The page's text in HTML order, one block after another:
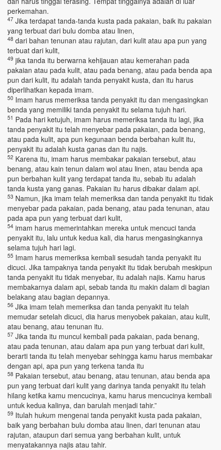
perkemahan.
47 Jika terdapat tanda-tanda kusta pada pakaian, baik itu pakaian
yang terbuat dari bulu domba atau linen,
48 dari bahan tenunan atau rajutan, dari kulit atau apa pun yang
terbuat dari kulit,
49 jika tanda itu berwarna kehijauan atau kemerahan pada
pakaian atau pada kulit, atau pada benang, atau pada benda apa
pun dari kulit, itu adalah tanda penyakit kusta, dan itu harus
diperlihatkan kepada imam.
50 Imam harus memeriksa tanda penyakit itu dan mengasingkan
benda yang memiliki tanda penyakit itu selama tujuh hari.
51 Pada hari ketujuh, imam harus memeriksa tanda itu lagi, jika
tanda penyakit itu telah menyebar pada pakaian, pada benang,
atau pada kulit, apa pun kegunaan benda berbahan kulit itu,
penyakit itu adalah kusta ganas dan itu najis.
52 Karena itu, imam harus membakar pakaian tersebut, atau
benang, atau kain tenun dalam wol atau linen, atau benda apa
pun berbahan kulit yang terdapat tanda itu, sebab itu adalah
tanda kusta yang ganas. Pakaian itu harus dibakar dalam api.
53 Namun, jika imam telah memeriksa dan tanda penyakit itu tidak
menyebar pada pakaian, pada benang, atau pada tenunan, atau
pada apa pun yang terbuat dari kulit,
54 imam harus memerintahkan mereka untuk mencuci tanda
penyakit itu, lalu untuk kedua kali, dia harus mengasingkannya
selama tujuh hari lagi.
55 Imam harus memeriksa kembali sesudah tanda penyakit itu
dicuci. Jika tampaknya tanda penyakit itu tidak berubah meskipun
tanda penyakit itu tidak menyebar, itu adalah najis. Kamu harus
membakarnya dalam api, sebab tanda itu makin dalam di bagian
belakang atau bagian depannya.
56 Jika imam telah memeriksa dan tanda penyakit itu telah
memudar setelah dicuci, dia harus menyobek pakaian, atau kulit,
atau benang, atau tenunan itu.
57 Jika tanda itu muncul kembali pada pakaian, pada benang,
atau pada tenunan, atau dalam apa pun yang terbuat dari kulit,
berarti tanda itu telah menyebar sehingga kamu harus membakar
dengan api, apa pun yang terkena tanda itu
58 Pakaian tersebut, atau benang, atau tenunan, atau benda apa
pun yang terbuat dari kulit yang darinya tanda penyakit itu telah
hilang ketika kamu mencucinya, kamu harus mencucinya kembali
untuk kedua kalinya, dan barulah menjadi tahir.”
59 Itulah hukum mengenai tanda penyakit kusta pada pakaian,
baik yang berbahan bulu domba atau linen, dari tenunan atau
rajutan, ataupun dari semua yang berbahan kulit, untuk
menyatakannya najis atau tahir.